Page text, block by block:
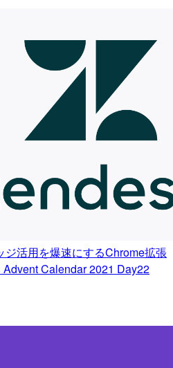
ジ活用を爆速にするChrome拡張
Calendar 2021 Day22